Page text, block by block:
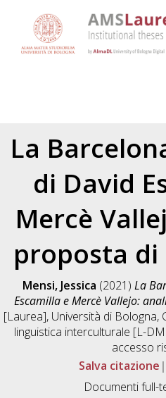
La
di David
Mercè
proposta
Mensi, Jessica (2021)La
Escamilla e Mercè Vallejo:
[Laurea], Università di Bologna,
linguistica interculturale [L-
accesso
Salva citazione
Documenti full-